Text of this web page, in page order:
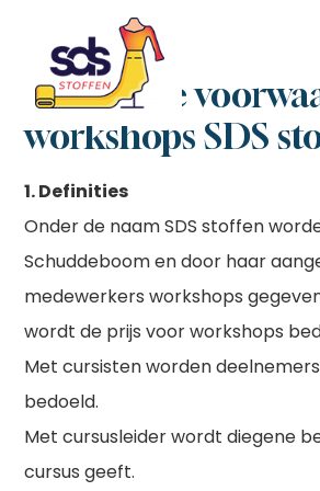
Algemene
workshops SDS
1. Definities
Onder de naam SDS stoffen
Schuddeboom en door haar
medewerkers workshops
wordt de prijs voor workshops
Met cursisten worden
bedoeld.
Met cursusleider wordt diegene
cursus geeft.
Mijn producten
Mijn gegevens
Bestelhistorie
Uitloggen
Inloggen
op je
account
Vul
onderstaande
gegevens in
stoffen
zodat je snel
besteld.
kortingen
Registreren
Wachtwoord
Geef je e-mailadres op en
een eenmalige inloglink toe
E-mailadres
Vul het formulier zo volledig
en wij nemen zo spoedig
contact met je op.